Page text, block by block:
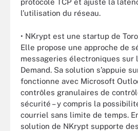
protocole TCP et ajuste la
l’utilisation du réseau.
• NKrypt est une startup de
Elle propose une approche de
messageries électroniques sur
Demand. Sa solution s’appuie
fonctionne avec Microsoft
contrôles granulaires de
sécurité – y compris la
courriel sans limite de temps.
solution de NKrypt supporte